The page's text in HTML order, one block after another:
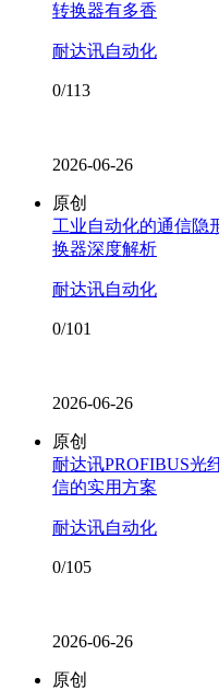
转换器有多香
耐达讯自动化
0/113
2026-06-26
原创
工业自动化的通信隐
换器深度解析
耐达讯自动化
0/101
2026-06-26
原创
耐达讯PROFIBUS光
信的实用方案
耐达讯自动化
0/105
2026-06-26
原创